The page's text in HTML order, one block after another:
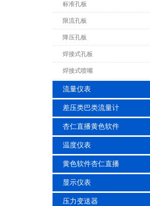
标准孔板
限流孔板
降压孔板
焊接式孔板
焊接式喷嘴
流量仪表
差压类巴类流量计
杏仁直播黄色软件
温度仪表
黄色软件杏仁直播
显示仪表
压力变送器